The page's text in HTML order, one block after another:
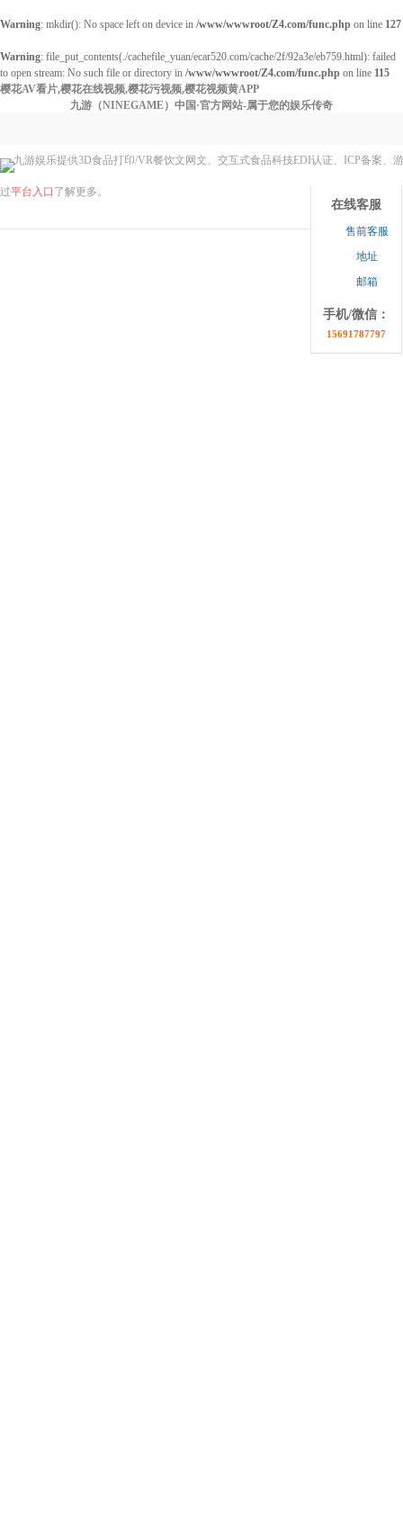
Warning: mkdir(): No space left on device in /www/wwwroot/Z4.com/func.php on line 127
Warning: file_put_contents(./cachefile_yuan/ecar520.com/cache/2f/92a3e/eb759.html): failed
to open stream: No such file or directory in /www/wwwroot/Z4.com/func.php on line 115
樱花AV看片,樱花在线视频,樱花污视频,樱花视频黄APP
九游（NINEGAME）中国·官方网站-属于您的娱乐传奇
九游娱乐提供3D食品打印/VR餐饮文网文、交互式食品科技EDI认证、ICP备案、
过平台入口 了解更多。
在线客服
售前客服
地址
邮箱
手机/微信：
15691787797